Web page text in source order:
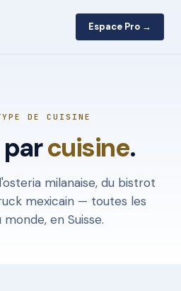
Espace Pro →
DE CUISINE
parcuisine.
milanaise, du bistrot
mexicain — toutes les
monde, en Suisse.